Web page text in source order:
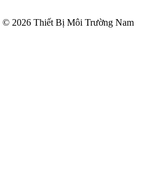
© 2026 Thiết Bị Môi Trường Nam